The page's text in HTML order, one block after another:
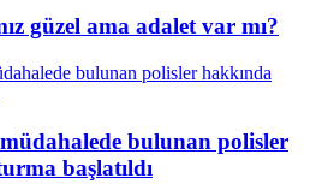
güzel ama adalet var mı?
bulunan polisler
başlatıldı